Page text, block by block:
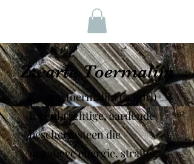
Zwarte Toermalijn
Zwarte toermalijn (schorl)
is eenkrachtige, aardende
beschermsteen die
negatieve energie, straling